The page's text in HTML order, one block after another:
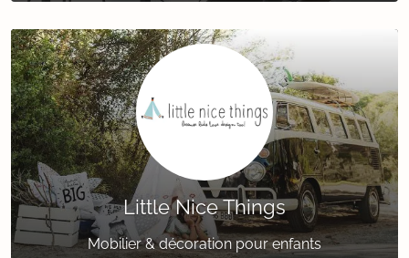
Little Nice Things
Mobilier & décoration pour enfants